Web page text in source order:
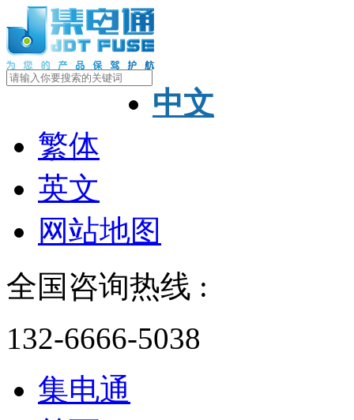
中文
繁体
英文
网站地图
全国咨询热线 :
132-6666-5038
集电通